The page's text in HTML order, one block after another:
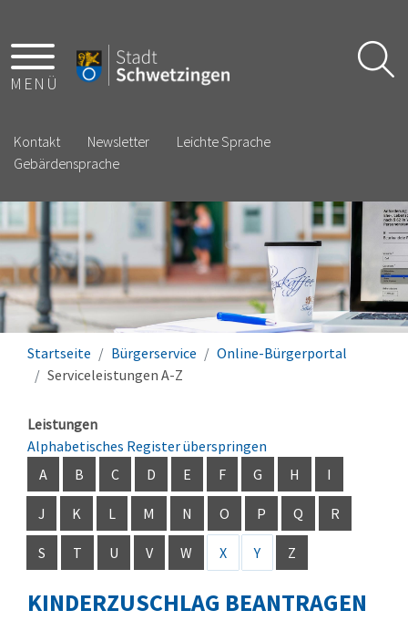
MENÜ
Kontakt Newsletter
Leichte Sprache
Gebärdensprache
Startseite Bürgerservice
Online-Bürgerportal
Serviceleistungen A-Z
Leistungen
Alphabetisches Register überspringen
A
B C D E F G H I
J K L M N O P Q R
S T U V W X Y Z
KINDERZUSCHLAG BEANTRAGEN